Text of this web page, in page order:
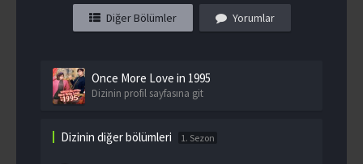
Diğer Bölümler Yorumlar
Once More Love in 1995
Dizinin profil sayfasına git
Dizinin diğer bölümleri 1. Sezon